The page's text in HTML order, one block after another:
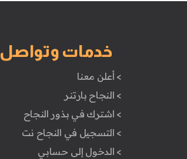
خدمات وتواصل
> أعلن معنا
> النجاح بارتنر
> اشترك في بذور النجاح
> التسجيل في النجاح نت
> الدخول إلى حسابي